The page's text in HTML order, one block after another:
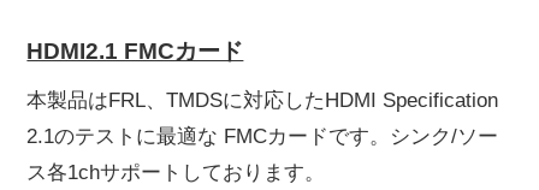
HDMI2.1 FMCカード
本製品はFRL、TMDSに対応したHDMI Specification
2.1のテストに最適な FMCカードです。シンク/ソー
ス各1chサポートしております。